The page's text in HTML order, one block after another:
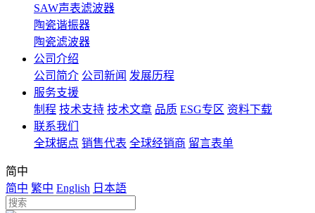
SAW声表滤波器
陶瓷谐振器
陶瓷滤波器
公司介绍
公司简介 公司新闻 发展历程
服务支援
制程 技术支持 技术文章 品质 ESG专区 资料下载
联系我们
全球据点 销售代表 全球经销商 留言表单
简中
简中 繁中 English 日本語